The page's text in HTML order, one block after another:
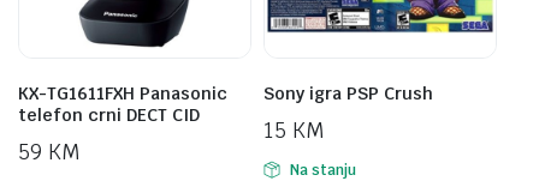
KX-TG1611FXH Panasonic
telefon crni DECT CID
59 KM
Sony igra PSP Crush
15 KM
Na stanju